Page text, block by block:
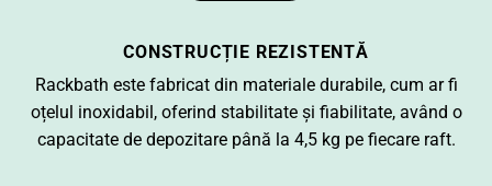
CONSTRUCȚIE REZISTENTĂ
Rackbath este fabricat din materiale durabile, cum ar fi
oțelul inoxidabil, oferind stabilitate și fiabilitate, având o
capacitate de depozitare până la 4,5 kg pe fiecare raft.